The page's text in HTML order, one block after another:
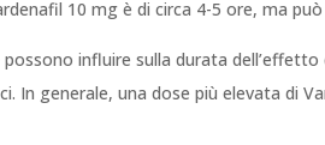
10 mg è di circa 4-5 ore, ma
influire sulla durata
In generale, una dose più elevata di